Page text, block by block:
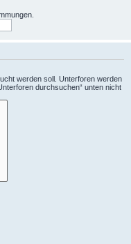
werden soll. Unterforen werden
durchsuchen“ unten nicht